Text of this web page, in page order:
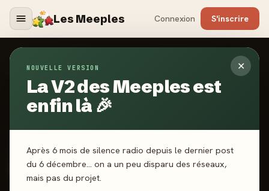
Les Meeples Connexion S'inscrire
✕
NOUVELLE VERSION
La V2 des Meeples est
enfin là 🎉
Après 6 mois de silence radio depuis le dernier post
du 6 décembre… on a un peu disparu des réseaux,
mais pas du projet.
Jeux/365 Aventures - Le Donjon
2024·SORRY WE ARE FRENCH
365 Aventures - Le
Donjon